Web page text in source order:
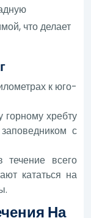
что делает
к юго-
горному хребту
с
течение всего
кататься на
На